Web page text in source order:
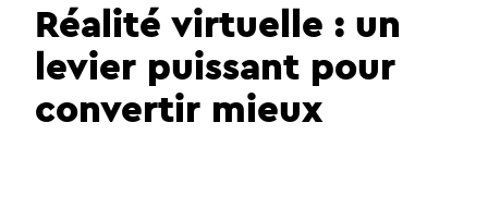
Réalité virtuelle : un
levier puissant pour
convertir mieux